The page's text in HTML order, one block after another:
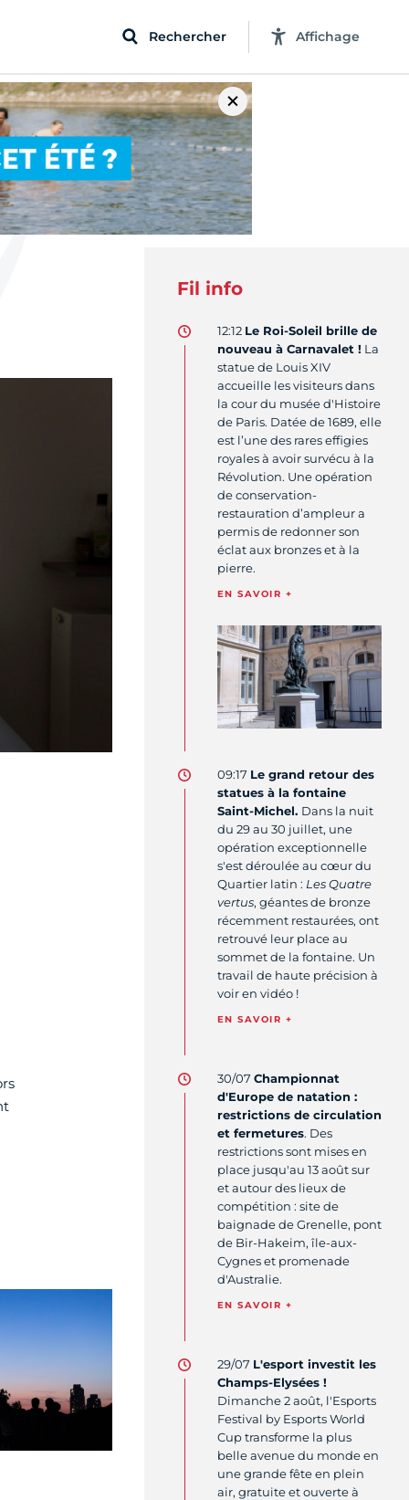
Rechercher Affichage
Fil info
12:12 Le Roi-Soleil brille de
nouveau à Carnavalet ! La
statue de Louis XIV
accueille les visiteurs dans
la cour du musée d'Histoire
de Paris. Datée de 1689, elle
est l’une des rares effigies
royales à avoir survécu à la
Révolution. Une opération
de conservation-
restauration d’ampleur a
permis de redonner son
éclat aux bronzes et à la
pierre.
EN SAVOIR +
09:17 Le grand retour des
statues à la fontaine
Saint-Michel. Dans la nuit
du 29 au 30 juillet, une
opération exceptionnelle
s'est déroulée au cœur du
Quartier latin : Les Quatre
vertus, géantes de bronze
récemment restaurées, ont
retrouvé leur place au
sommet de la fontaine. Un
travail de haute précision à
voir en vidéo !
EN SAVOIR +
30/07 Championnat
d'Europe de natation :
restrictions de circulation
et fermetures. Des
restrictions sont mises en
place jusqu'au 13 août sur
et autour des lieux de
compétition : site de
baignade de Grenelle, pont
de Bir-Hakeim, île-aux-
Cygnes et promenade
d'Australie.
EN SAVOIR +
29/07 L'esport investit les
Champs-Elysées !
Dimanche 2 août, l'Esports
Festival by Esports World
Cup transforme la plus
belle avenue du monde en
une grande fête en plein
air, gratuite et ouverte à